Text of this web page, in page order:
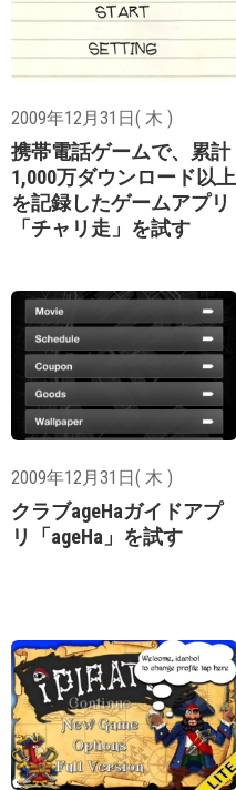
2009年12月31日( 木 )
携帯電話ゲームで、累計
1,000万ダウンロード以上
を記録したゲームアプリ
「チャリ走」を試す
2009年12月31日( 木 )
クラブageHaガイドアプ
リ「ageHa」を試す